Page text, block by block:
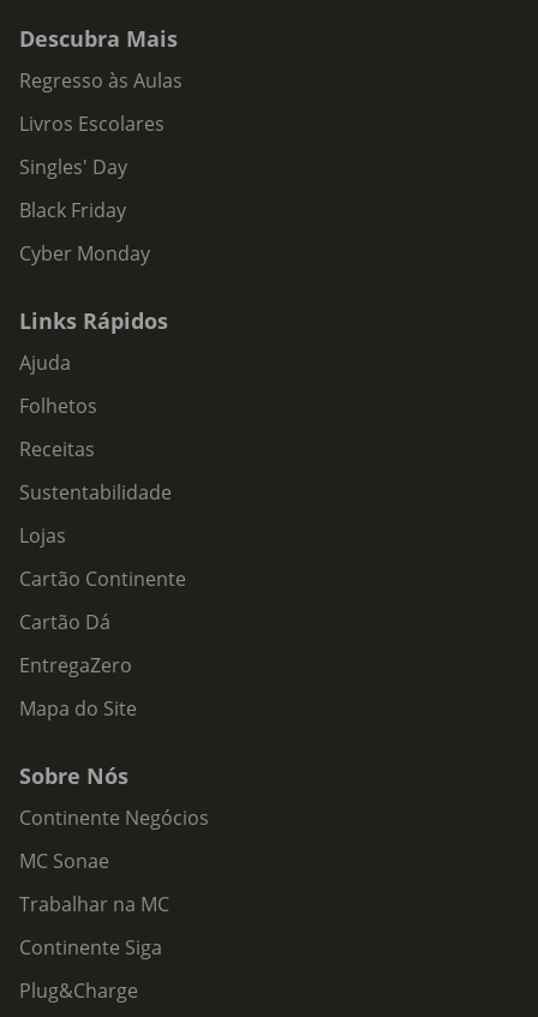
Descubra Mais
Regresso às Aulas
Livros Escolares
Singles' Day
Black Friday
Cyber Monday
Links Rápidos
Ajuda
Folhetos
Receitas
Sustentabilidade
Lojas
Cartão Continente
Cartão Dá
EntregaZero
Mapa do Site
Sobre Nós
Continente Negócios
MC Sonae
Trabalhar na MC
Continente Siga
Plug&Charge